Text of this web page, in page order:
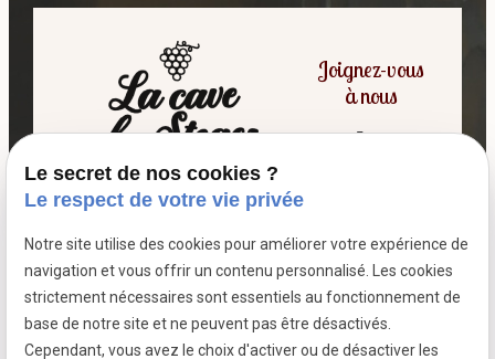
Siret :39799787500026
Joignez-vous
à nous
7 passage fleuri
- 59380 SOCX
Le secret de nos cookies ?
Le respect de votre vie privée
Notre site utilise des cookies pour améliorer votre expérience de
navigation et vous offrir un contenu personnalisé. Les cookies
strictement nécessaires sont essentiels au fonctionnement de
base de notre site et ne peuvent pas être désactivés.
Cependant, vous avez le choix d'activer ou de désactiver les